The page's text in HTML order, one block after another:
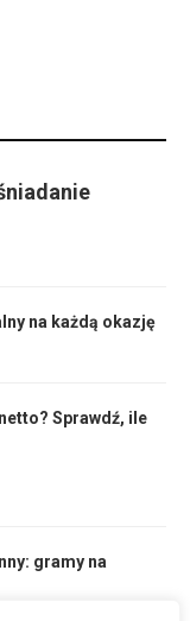
na każdą okazję
Sprawdź, ile
gramy na